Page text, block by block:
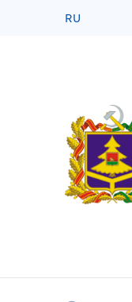
RU